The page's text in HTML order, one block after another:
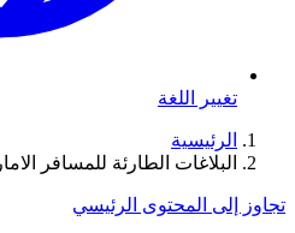
تغيير اللغة
الرئيسية
البلاغات الطارئة للمسافر
تجاوز إلى المحتوى الرئيسي